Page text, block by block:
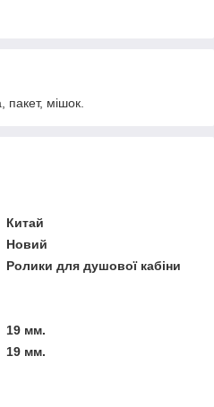
мішок.
Китай
Новий
Ролики для душової кабіни
19 мм.
19 мм.